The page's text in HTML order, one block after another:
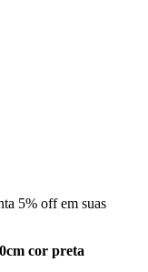
5% off em suas
cor preta